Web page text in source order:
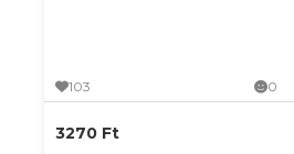
103 0
3270 Ft